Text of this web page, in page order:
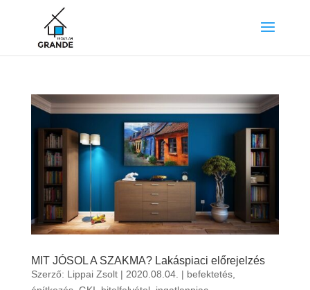
MIT JÓSOL A SZAKMA? Lakáspiaci előrejelzés
Szerző: Lippai Zsolt| 2020.08.04. | befektetés,